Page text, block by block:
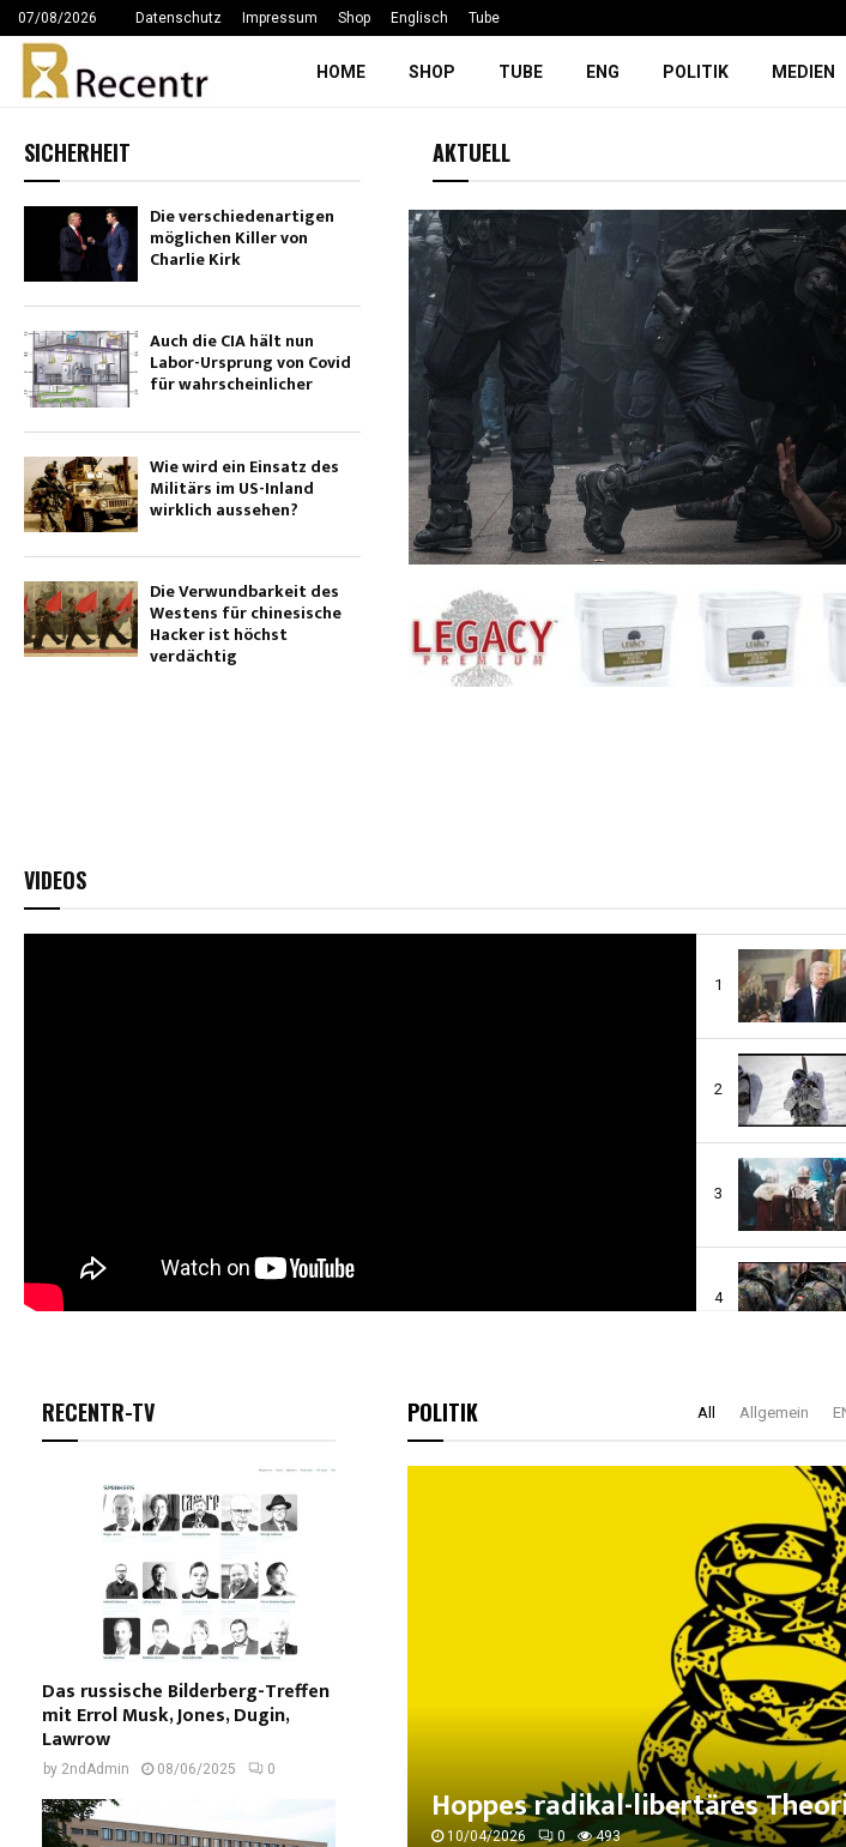
07/08/2026 Datenschutz Impressum Shop Englisch Tube
HOME SHOP TUBE ENG POLITIK MEDIEN
SICHERHEIT
Die verschiedenartigen
möglichen Killer von
Charlie Kirk
Auch die CIA hält nun
Labor-Ursprung von Covid
für wahrscheinlicher
Wie wird ein Einsatz des
Militärs im US-Inland
wirklich aussehen?
Die Verwundbarkeit des
Westens für chinesische
Hacker ist höchst
verdächtig
AKTUELL
Hoppes radikal-
libertäres
Theoriemodell
nützt uns nichts
10/04/2026 493
VIDEOS
1
youtube
2
youtube
3
youtube
4
POLITIK All Allgemein
Hoppes radikal-libertäres
10/04/2026 0 493
RECENTR-TV
Das russische Bilderberg-Treffen
mit Errol Musk, Jones, Dugin,
Lawrow
by 2ndAdmin 08/06/2025 0